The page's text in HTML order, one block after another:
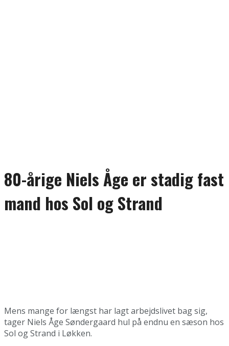
80-årige Niels Åge er stadig fast
mand hos Sol og Strand
Mens mange for længst har lagt arbejdslivet bag sig,
tager Niels Åge Søndergaard hul på endnu en sæson hos
Sol og Strand i Løkken.